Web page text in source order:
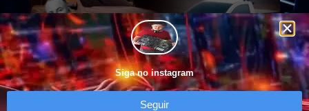
Siga no instagram
Seguir